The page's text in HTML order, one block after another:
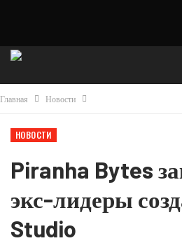
Главная Новости
НОВОСТИ
Piranha Bytes
экс-лидеры
Studio